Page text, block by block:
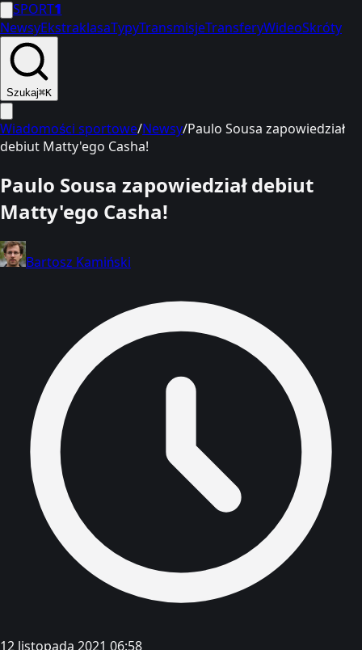
SPORT1
NewsyEkstraklasaTypyTransmisjeTransferyWideoSkróty
Szukaj⌘K
Wiadomości sportowe/Newsy/Paulo Sousa zapowiedział
debiut Matty'ego Casha!
Paulo Sousa zapowiedział debiut
Matty'ego Casha!
Bartosz Kamiński
12 listopada 2021 06:58